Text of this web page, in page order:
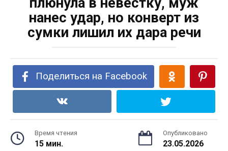
нанес удар, но конверт из
сумки лишил их дара речи
Поделиться на Facebook
Время чтения
15 мин.
Опубликовано
23.05.2026